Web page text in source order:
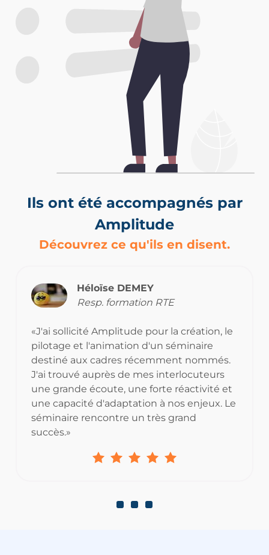
Ils ont été accompagnés par
Amplitude
Découvrez ce qu'ils en disent.
Héloïse DEMEY
Resp. formation RTE
«J'ai sollicité Amplitude pour la création, le
pilotage et l'animation d'un séminaire
destiné aux cadres récemment nommés.
J'ai trouvé auprès de mes interlocuteurs
une grande écoute, une forte réactivité et
une capacité d'adaptation à nos enjeux. Le
séminaire rencontre un très grand
succès.»